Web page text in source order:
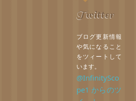
Twitter
ブログ更新情報
や気になること
をツィートして
います。
@InfinitySco
pe1 からのツ